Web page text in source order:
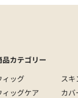
品カテゴリー
ィッグ
ィッグケア
スキ
カバ